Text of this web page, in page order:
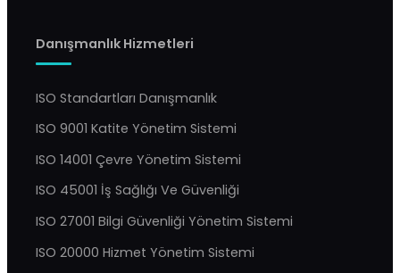
Danışmanlık Hizmetleri
ISO Standartları Danışmanlık
ISO 9001 Katite Yönetim Sistemi
ISO 14001 Çevre Yönetim Sistemi
ISO 45001 İş Sağlığı Ve Güvenliği
ISO 27001 Bilgi Güvenliği Yönetim Sistemi
ISO 20000 Hizmet Yönetim Sistemi